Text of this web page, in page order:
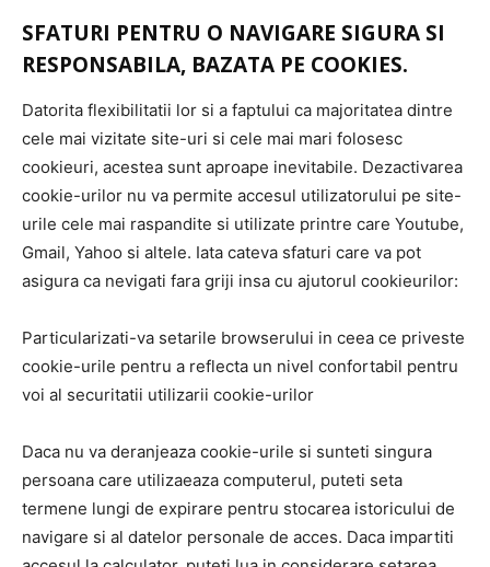
SFATURI PENTRU O NAVIGARE SIGURA SI
RESPONSABILA, BAZATA PE COOKIES.
Datorita flexibilitatii lor si a faptului ca majoritatea dintre
cele mai vizitate site-uri si cele mai mari folosesc
cookieuri, acestea sunt aproape inevitabile. Dezactivarea
cookie-urilor nu va permite accesul utilizatorului pe site-
urile cele mai raspandite si utilizate printre care Youtube,
Gmail, Yahoo si altele. Iata cateva sfaturi care va pot
asigura ca nevigati fara griji insa cu ajutorul cookieurilor:
Particularizati-va setarile browserului in ceea ce priveste
cookie-urile pentru a reflecta un nivel confortabil pentru
voi al securitatii utilizarii cookie-urilor
Daca nu va deranjeaza cookie-urile si sunteti singura
persoana care utilizaeaza computerul, puteti seta
termene lungi de expirare pentru stocarea istoricului de
navigare si al datelor personale de acces. Daca impartiti